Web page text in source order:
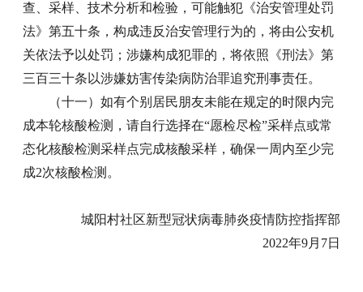
查、采样、技术分析和检验，可能触犯《治安管理处罚
法》第五十条，构成违反治安管理行为的，将由公安机
关依法予以处罚；涉嫌构成犯罪的，将依照《刑法》第
三百三十条以涉嫌妨害传染病防治罪追究刑事责任。
（十一）如有个别居民朋友未能在规定的时限内完
成本轮核酸检测，请自行选择在“愿检尽检”采样点或常
态化核酸检测采样点完成核酸采样，确保一周内至少完
成2次核酸检测。
城阳村社区新型冠状病毒肺炎疫情防控指挥部
2022年9月7日